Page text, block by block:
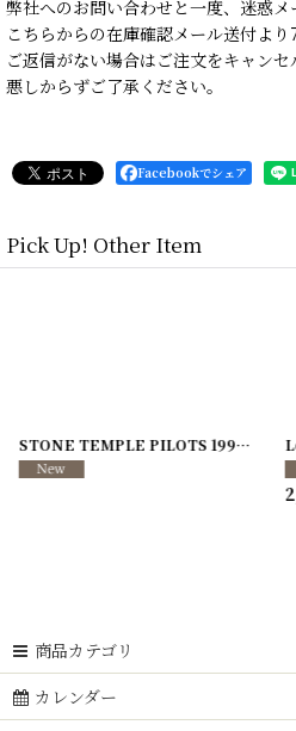
弊社へのお問い合わせと一度、迷惑メ
こちらからの在庫確認メール送付よ
ご返信がない場合はご注文をキャンセ
悪しからずご了承ください。
Facebookでシェア
Pick Up! Other Item
[250117-70] STONE TEMPLE PILOTS 1996-1997年 TOUR96/97
商品カテゴリ
カレンダー